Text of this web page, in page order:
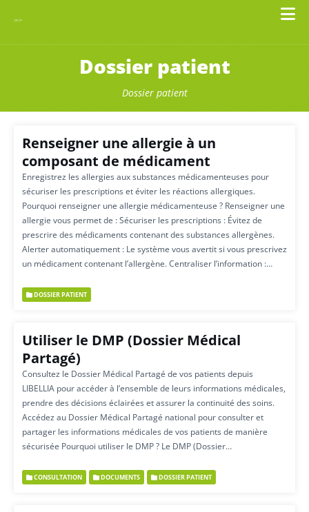
Dossier patient
Dossier patient
Renseigner une allergie à un
composant de médicament
Enregistrez les allergies aux substances médicamenteuses pour
sécuriser les prescriptions et éviter les réactions allergiques.
Pourquoi renseigner une allergie médicamenteuse ? Renseigner une
allergie vous permet de : Sécuriser les prescriptions : Évitez de
prescrire des médicaments contenant des substances allergènes.
Alerter automatiquement : Le système vous avertit si vous prescrivez
un médicament contenant l’allergène. Centraliser l’information :…
DOSSIER PATIENT
Utiliser le DMP (Dossier Médical
Partagé)
Consultez le Dossier Médical Partagé de vos patients depuis
LIBELLIA pour accéder à l’ensemble de leurs informations médicales,
prendre des décisions éclairées et assurer la continuité des soins.
Accédez au Dossier Médical Partagé national pour consulter et
partager les informations médicales de vos patients de manière
sécurisée Pourquoi utiliser le DMP ? Le DMP (Dossier…
CONSULTATION DOCUMENTS DOSSIER PATIENT